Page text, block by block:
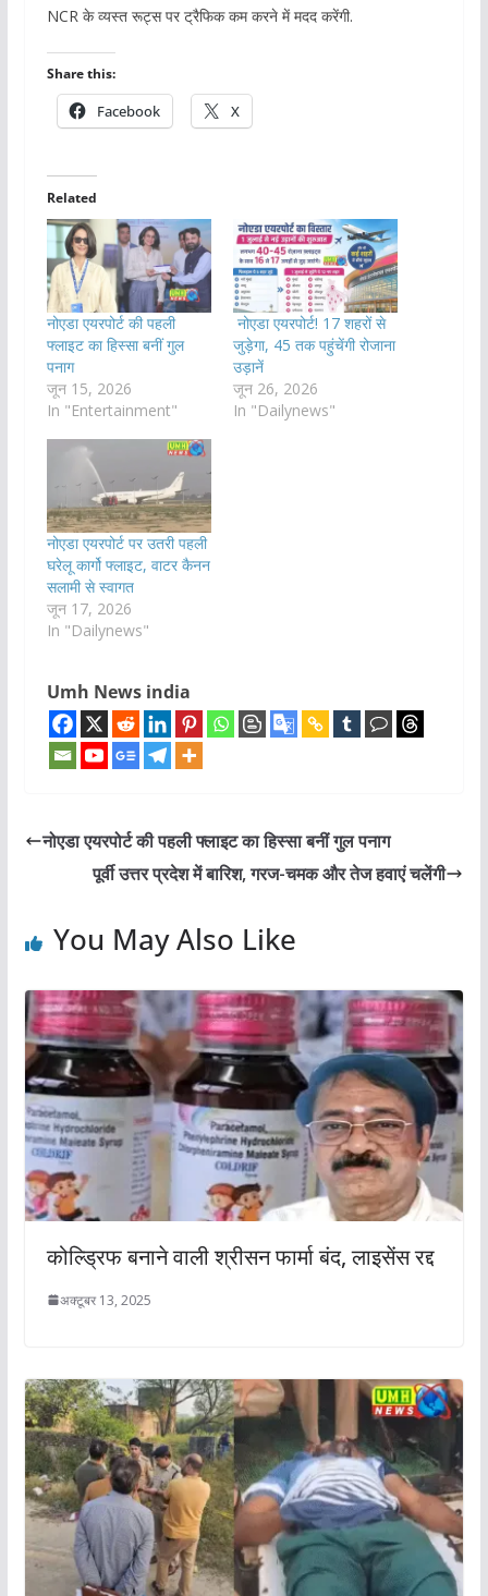
NCR के व्यस्त रूट्स पर ट्रैफिक कम करने में मदद करेंगी.
Share this:
Facebook X
Related
नोएडा एयरपोर्ट की पहली
फ्लाइट का हिस्सा बनीं गुल
पनाग
जून 15, 2026
In "Entertainment"
नोएडा एयरपोर्ट! 17 शहरों से
जुड़ेगा, 45 तक पहुंचेंगी रोजाना
उड़ानें
जून 26, 2026
In "Dailynews"
नोएडा एयरपोर्ट पर उतरी पहली
घरेलू कार्गो फ्लाइट, वाटर कैनन
सलामी से स्वागत
जून 17, 2026
In "Dailynews"
Umh News india
नोएडा एयरपोर्ट की पहली फ्लाइट का हिस्सा बनीं गुल पनाग
पूर्वी उत्तर प्रदेश में बारिश, गरज-चमक और तेज हवाएं चलेंगी
You May Also Like
कोल्ड्रिफ बनाने वाली श्रीसन फार्मा बंद, लाइसेंस रद्द
अक्टूबर 13, 2025